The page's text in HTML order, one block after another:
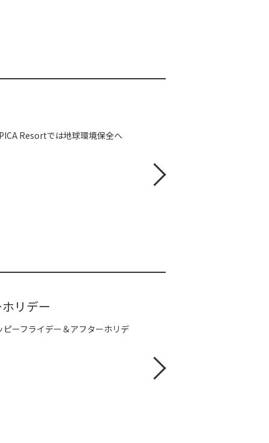
Resortでは地球環境保全へ
リデー
ーフライデー＆アフターホリデ